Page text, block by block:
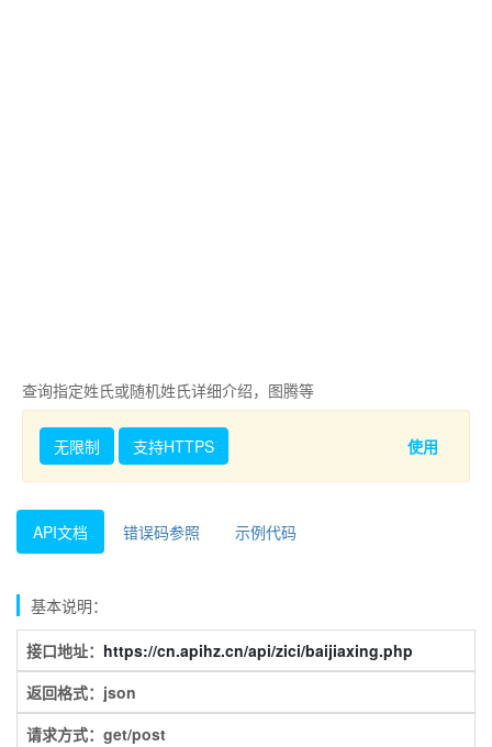
查询指定姓氏或随机姓氏详细介绍，图腾等
无限制 支持HTTPS 使用
API文档 错误码参照 示例代码
基本说明：
接口地址： https://cn.apihz.cn/api/zici/baijiaxing.php
返回格式：json
请求方式：get/post